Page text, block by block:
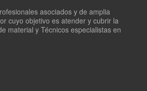
asociados y de amplia
cuyo objetivo es atender y cubrir la
material y Técnicos especialistas en